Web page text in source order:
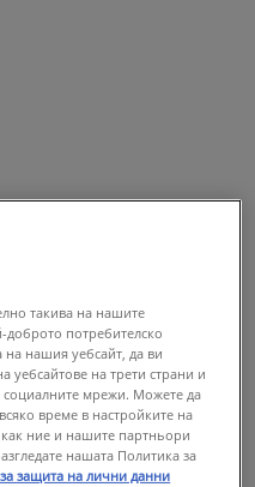
такива на нашите
доброто потребителско
нашия уебсайт, да ви
уебсайтове на трети страни и
мрежи. Можете да
време в настройките на
как ние и нашите партньори
нашата Политика за
защита на лични данни